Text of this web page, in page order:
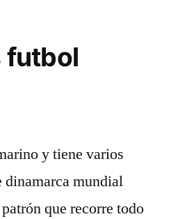
futbol
y tiene varios
dinamarca mundial
que recorre todo